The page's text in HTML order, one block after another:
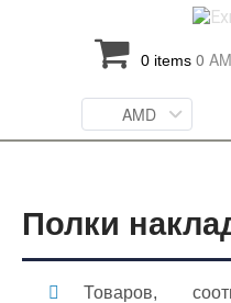
0 items 0
AMD
Полки
Товаров,